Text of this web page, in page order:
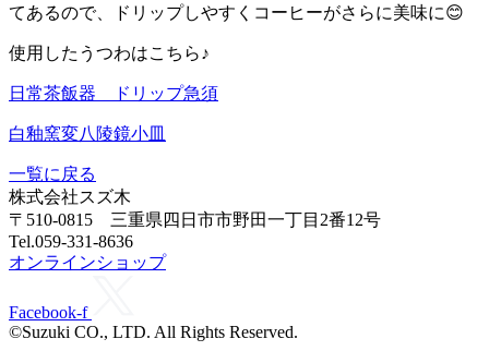
てあるので、ドリップしやすくコーヒーがさらに美味に😊
使用したうつわはこちら♪
日常茶飯器 ドリップ急須
白釉窯変八陵鏡小皿
一覧に戻る
株式会社スズ木
〒510-0815 三重県四日市市野田一丁目2番12号
Tel.059-331-8636
オンラインショップ
Facebook-f
©Suzuki CO., LTD. All Rights Reserved.